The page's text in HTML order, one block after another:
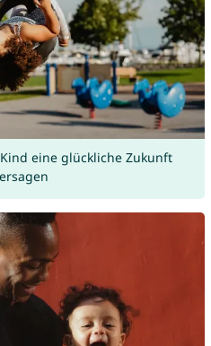
eine glückliche Zukunft